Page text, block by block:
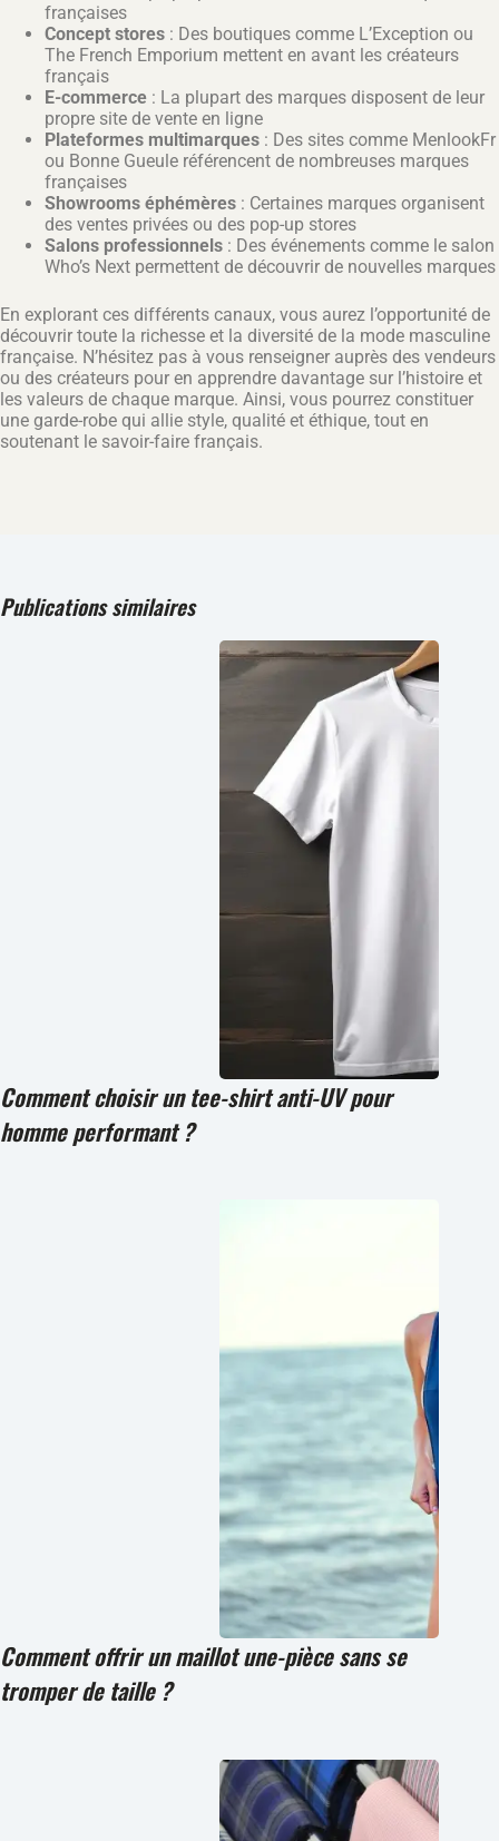
françaises
Concept stores : Des boutiques comme L’Exception ou
The French Emporium mettent en avant les créateurs
français
E-commerce : La plupart des marques disposent de leur
propre site de vente en ligne
Plateformes multimarques : Des sites comme MenlookFr
ou Bonne Gueule référencent de nombreuses marques
françaises
Showrooms éphémères : Certaines marques organisent
des ventes privées ou des pop-up stores
Salons professionnels : Des événements comme le salon
Who’s Next permettent de découvrir de nouvelles marques
En explorant ces différents canaux, vous aurez l’opportunité de
découvrir toute la richesse et la diversité de la mode masculine
française. N’hésitez pas à vous renseigner auprès des vendeurs
ou des créateurs pour en apprendre davantage sur l’histoire et
les valeurs de chaque marque. Ainsi, vous pourrez constituer
une garde-robe qui allie style, qualité et éthique, tout en
soutenant le savoir-faire français.
Publications similaires
Comment choisir un tee-shirt anti-UV pour
homme performant ?
Comment offrir un maillot une-pièce sans se
tromper de taille ?